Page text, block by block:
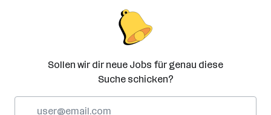
Sollen wir dir neue Jobs für genau diese
Suche schicken?